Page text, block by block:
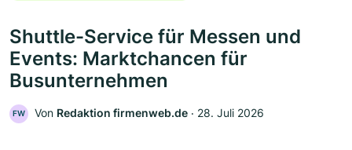
Shuttle-Service für Messen und
Events: Marktchancen für
Busunternehmen
FW Von Redaktion firmenweb.de ‧ 28. Juli 2026